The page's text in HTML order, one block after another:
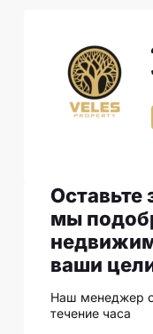
Оставьте
мы
ваши
Наш менеджер
течение часа